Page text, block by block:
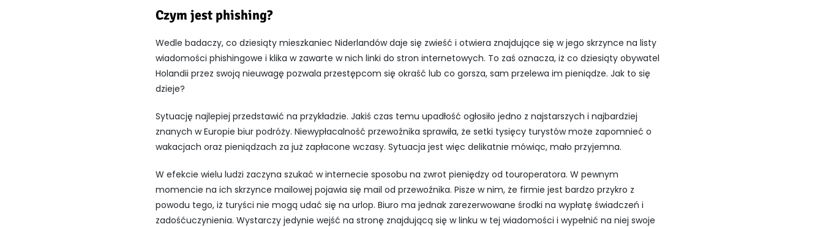
Czym jest phishing?
Wedle badaczy, co dziesiąty mieszkaniec Niderlandów daje się zwieść i otwiera znajdujące się w jego skrzynce na listy
wiadomości phishingowe i klika w zawarte w nich linki do stron internetowych. To zaś oznacza, iż co dziesiąty obywatel
Holandii przez swoją nieuwagę pozwala przestępcom się okraść lub co gorsza, sam przelewa im pieniądze. Jak to się
dzieje?
Sytuację najlepiej przedstawić na przykładzie. Jakiś czas temu upadłość ogłosiło jedno z najstarszych i najbardziej
znanych w Europie biur podróży. Niewypłacalność przewoźnika sprawiła, że setki tysięcy turystów może zapomnieć o
wakacjach oraz pieniądzach za już zapłacone wczasy. Sytuacja jest więc delikatnie mówiąc, mało przyjemna.
W efekcie wielu ludzi zaczyna szukać w internecie sposobu na zwrot pieniędzy od touroperatora. W pewnym
momencie na ich skrzynce mailowej pojawia się mail od przewoźnika. Pisze w nim, że firmie jest bardzo przykro z
powodu tego, iż turyści nie mogą udać się na urlop. Biuro ma jednak zarezerwowane środki na wypłatę świadczeń i
zadośćuczynienia. Wystarczy jedynie wejść na stronę znajdującą się w linku w tej wiadomości i wypełnić na niej swoje